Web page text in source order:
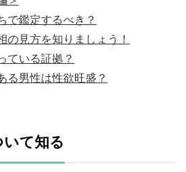
で鑑定するべき？
の見方を知りましょう！
ている証拠？
る男性は性欲旺盛？
て知る